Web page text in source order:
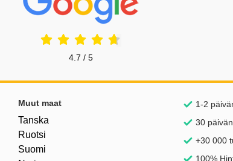
4.7 / 5
Muut maat
Tanska
Ruotsi
Suomi
1-2
30
+30 000
100%